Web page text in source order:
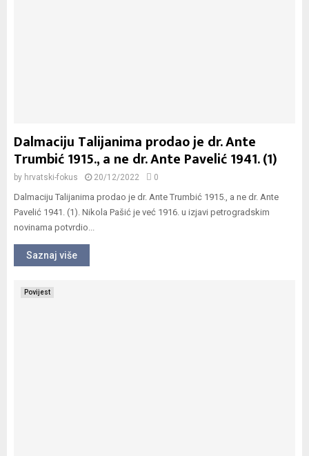
Dalmaciju Talijanima prodao je dr. Ante
Trumbić 1915., a ne dr. Ante Pavelić 1941. (1)
by hrvatski-fokus 20/12/2022 0
Dalmaciju Talijanima prodao je dr. Ante Trumbić 1915., a ne dr. Ante
Pavelić 1941. (1). Nikola Pašić je već 1916. u izjavi petrogradskim
novinama potvrdio...
Saznaj više
Povijest